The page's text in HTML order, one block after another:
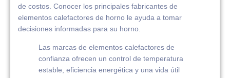
de costos. Conocer los principales fabricantes de
elementos calefactores de horno le ayuda a tomar
decisiones informadas para su horno.
Las marcas de elementos calefactores de
confianza ofrecen un control de temperatura
estable, eficiencia energética y una vida útil